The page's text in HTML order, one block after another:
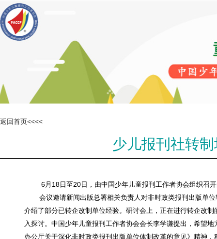
返回首页<<<<
少儿报刊社转
6月 18日至 20日，由中国少年儿童报刊工作者协会组织召
会议邀请新闻出版总署相关负责人对非时政类报刊出版单
介绍了部分已转企改制单位经验。研讨会上，正在进行转企改
入探讨。中国少年儿童报刊工作者协会会长李学谦提出，希望
办公厅关于深化非时政类报刊出版单位体制改革的意见》精神